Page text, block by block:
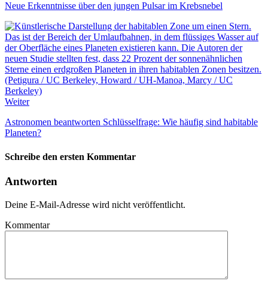
Neue Erkenntnisse über den jungen Pulsar im Krebsnebel
Weiter
Astronomen beantworten Schlüsselfrage: Wie häufig sind habitable
Planeten?
Schreibe den ersten Kommentar
Antworten
Deine E-Mail-Adresse wird nicht veröffentlicht.
Kommentar